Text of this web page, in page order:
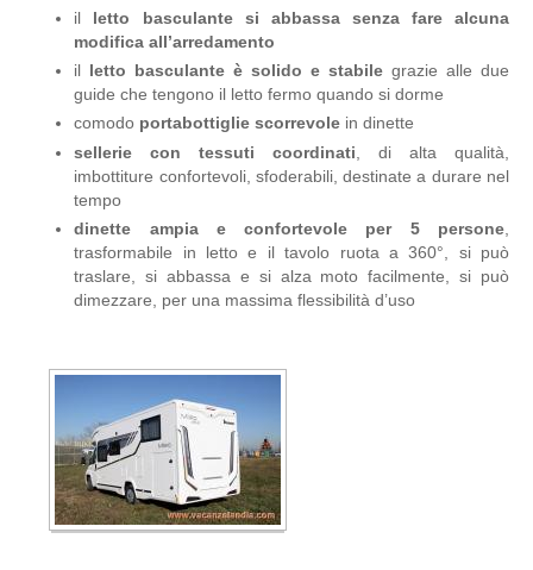
il letto basculante si abbassa senza fare alcuna
modifica all’arredamento
il letto basculante è solido e stabile grazie alle due
guide che tengono il letto fermo quando si dorme
comodo portabottiglie scorrevole in dinette
sellerie con tessuti coordinati , di alta qualità,
imbottiture confortevoli, sfoderabili, destinate a durare nel
tempo
dinette ampia e confortevole per 5 persone
trasformabile in letto e il tavolo ruota a 360°, si può
traslare, si abbassa e si alza moto facilmente, si può
dimezzare, per una massima flessibilità d’uso